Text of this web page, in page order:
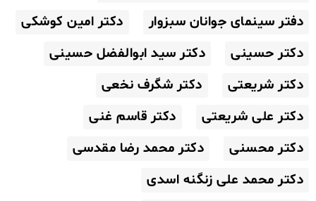
دفتر سینمای جوانان سبزوار
دکتر امین کوشکی
دکتر حسینی
دکتر سید ابوالفضل حسینی
دکتر شریعتی
دکتر شگرف نخعی
دکتر علی شریعتی
دکتر قاسم غنی
دکتر محسنی
دکتر محمد رضا مقدسی
دکتر محمد علی زنگنه اسدی